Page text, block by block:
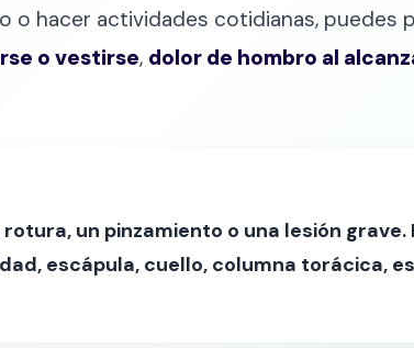
o hacer actividades cotidianas, puedes
o vestirse, dolor de hombro al
un pinzamiento o una lesión
escápula, cuello, columna torácica,